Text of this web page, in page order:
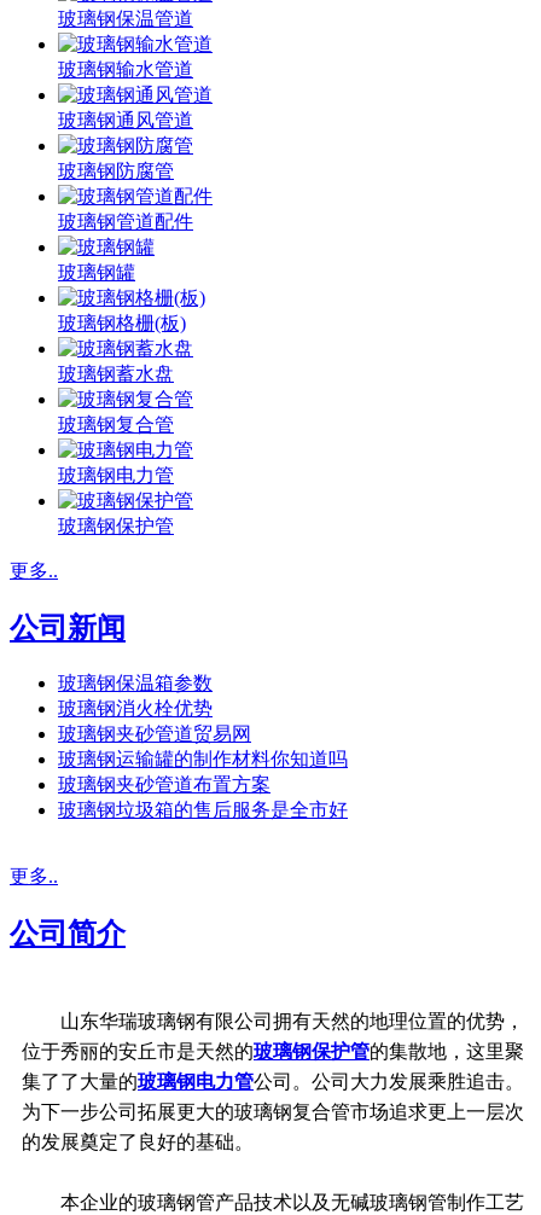
玻璃钢保温管道
玻璃钢输水管道
玻璃钢通风管道
玻璃钢防腐管
玻璃钢管道配件
玻璃钢罐
玻璃钢格栅(板)
玻璃钢蓄水盘
玻璃钢复合管
玻璃钢电力管
玻璃钢保护管
更多..
公司新闻
玻璃钢保温箱参数
玻璃钢消火栓优势
玻璃钢夹砂管道贸易网
玻璃钢运输罐的制作材料你知道吗
玻璃钢夹砂管道布置方案
玻璃钢垃圾箱的售后服务是全市好
更多..
公司简介
山东华瑞玻璃钢有限公司拥有天然的地理位置的优势，
位于秀丽的安丘市是天然的玻璃钢保护管的集散地，这里聚
集了了大量的玻璃钢电力管公司。公司大力发展乘胜追击。
为下一步公司拓展更大的玻璃钢复合管市场追求更上一层次
的发展奠定了良好的基础。
本企业的玻璃钢管产品技术以及无碱玻璃钢管制作工艺